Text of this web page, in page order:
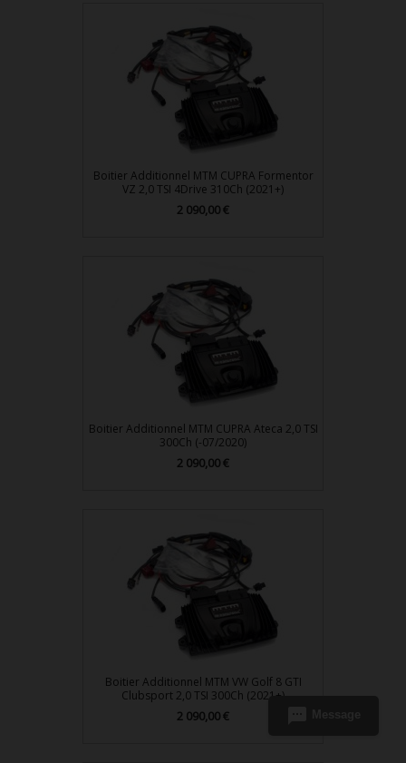
Boitier Additionnel MTM CUPRA Formentor
VZ 2,0 TSI 4Drive 310Ch (2021+)
Prix
2 090,00 €
Boitier Additionnel MTM CUPRA Ateca 2,0 TSI
300Ch (-07/2020)
Prix
2 090,00 €
Boitier Additionnel MTM VW Golf 8 GTI
Clubsport 2,0 TSI 300Ch (2021+)
Prix
2 090,00 €